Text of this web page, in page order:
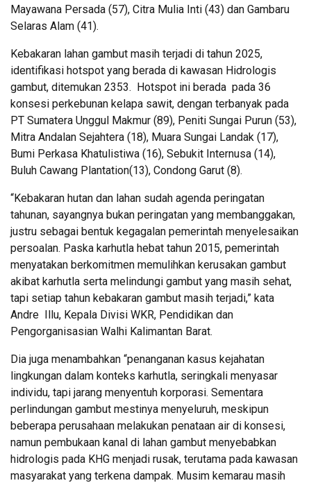
Mayawana Persada (57), Citra Mulia Inti (43) dan Gambaru
Selaras Alam (41).
Kebakaran lahan gambut masih terjadi di tahun 2025,
identifikasi hotspot yang berada di kawasan Hidrologis
gambut, ditemukan 2353. Hotspot ini berada pada 36
konsesi perkebunan kelapa sawit, dengan terbanyak pada
PT Sumatera Unggul Makmur (89), Peniti Sungai Purun (53),
Mitra Andalan Sejahtera (18), Muara Sungai Landak (17),
Bumi Perkasa Khatulistiwa (16), Sebukit Internusa (14),
Buluh Cawang Plantation(13), Condong Garut (8).
“Kebakaran hutan dan lahan sudah agenda peringatan
tahunan, sayangnya bukan peringatan yang membanggakan,
justru sebagai bentuk kegagalan pemerintah menyelesaikan
persoalan. Paska karhutla hebat tahun 2015, pemerintah
menyatakan berkomitmen memulihkan kerusakan gambut
akibat karhutla serta melindungi gambut yang masih sehat,
tapi setiap tahun kebakaran gambut masih terjadi,” kata
Andre Illu, Kepala Divisi WKR, Pendidikan dan
Pengorganisasian Walhi Kalimantan Barat.
Dia juga menambahkan “penanganan kasus kejahatan
lingkungan dalam konteks karhutla, seringkali menyasar
individu, tapi jarang menyentuh korporasi. Sementara
perlindungan gambut mestinya menyeluruh, meskipun
beberapa perusahaan melakukan penataan air di konsesi,
namun pembukaan kanal di lahan gambut menyebabkan
hidrologis pada KHG menjadi rusak, terutama pada kawasan
masyarakat yang terkena dampak. Musim kemarau masih